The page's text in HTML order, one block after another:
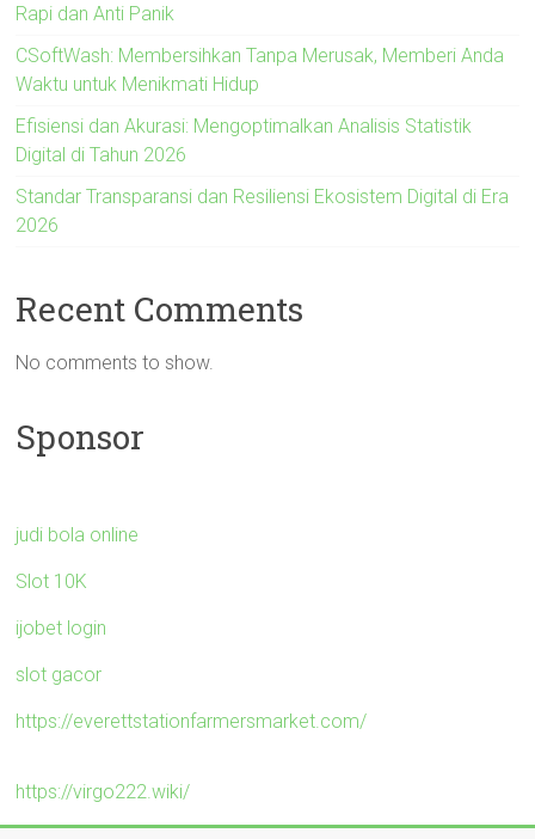
Rapi dan Anti Panik
CSoftWash: Membersihkan Tanpa Merusak, Memberi Anda
Waktu untuk Menikmati Hidup
Efisiensi dan Akurasi: Mengoptimalkan Analisis Statistik
Digital di Tahun 2026
Standar Transparansi dan Resiliensi Ekosistem Digital di Era
2026
Recent Comments
No comments to show.
Sponsor
judi bola online
Slot 10K
ijobet login
slot gacor
https://everettstationfarmersmarket.com/
https://virgo222.wiki/